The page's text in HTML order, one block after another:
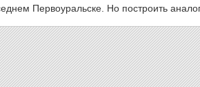
Первоуральске. Но построить